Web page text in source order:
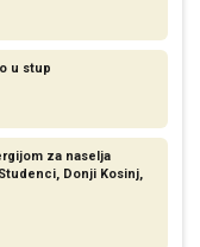
u stup
za naselja
Donji Kosinj,